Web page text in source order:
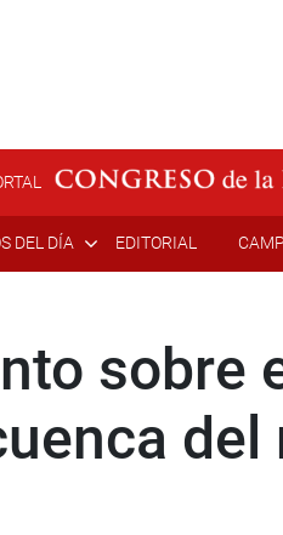
DEL DÍA EDITORIAL
sobre
del